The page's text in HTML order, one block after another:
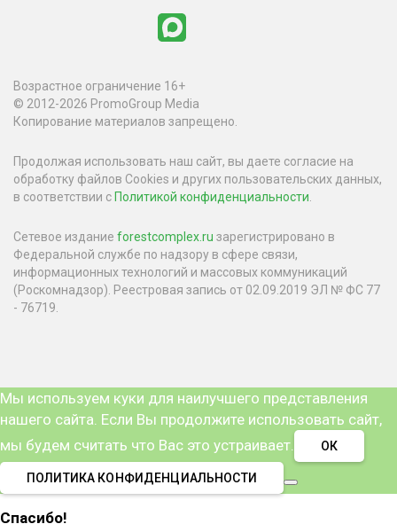
Возрастное ограничение 16+
© 2012-2026 PromoGroup Media
Копирование материалов запрещено.
Продолжая использовать наш сайт, вы даете согласие на
обработку файлов Cookies и других пользовательских данных,
в соответствии с Политикой конфиденциальности.
Сетевое издание forestcomplex.ru зарегистрировано в
Федеральной службе по надзору в сфере связи,
информационных технологий и массовых коммуникаций
(Роскомнадзор). Реестровая запись от 02.09.2019 ЭЛ № ФС 77
- 76719.
Мы используем куки для наилучшего представления
нашего сайта. Если Вы продолжите использовать сайт,
мы будем считать что Вас это устраивает.
ОК
ПОЛИТИКА КОНФИДЕНЦИАЛЬНОСТИ
Спасибо!